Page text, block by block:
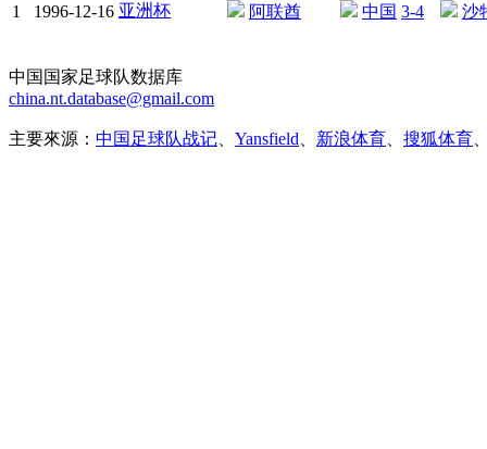
1
1996-12-16 亚洲杯 阿联酋 中国 3-4 沙
中国国家足球队数据库
china.nt.database@gmail.com
主要來源： 中国足球队战记 Yansfield 新浪体育 搜狐体育